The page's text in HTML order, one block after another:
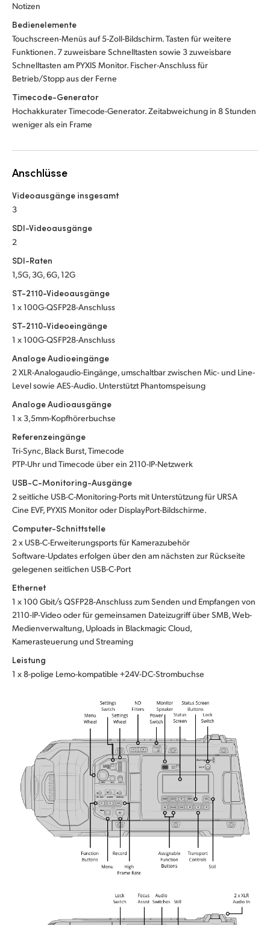
Notizen
Bedienelemente
Touchscreen-Menüs auf 5-Zoll-Bildschirm. Tasten für weitere
Funktionen. 7 zuweisbare Schnelltasten sowie 3 zuweisbare
Schnelltasten am PYXIS Monitor. Fischer-Anschluss für
Betrieb/Stopp aus der Ferne
Timecode-Generator
Hochakkurater Timecode-Generator. Zeitabweichung in 8 Stunden
weniger als ein Frame
Anschlüsse
Videoausgänge insgesamt
3
SDI-Videoausgänge
2
SDI-Raten
1,5G, 3G, 6G, 12G
ST-2110-Videoausgänge
1 x 100G-QSFP28-Anschluss
ST-2110-Videoeingänge
1 x 100G-QSFP28-Anschluss
Analoge Audioeingänge
2 XLR-Analogaudio-Eingänge, umschaltbar zwischen Mic- und Line-
Level sowie AES-Audio. Unterstützt Phantomspeisung
Analoge Audioausgänge
1 x 3,5mm-Kopfhörerbuchse
Referenzeingänge
Tri-Sync, Black Burst, Timecode
PTP-Uhr und Timecode über ein 2110-IP-Netzwerk
USB-C-Monitoring-Ausgänge
2 seitliche USB-C-Monitoring-Ports mit Unterstützung für URSA
Cine EVF, PYXIS Monitor oder DisplayPort-Bildschirme.
Computer-Schnittstelle
2 x USB-C-Erweiterungsports für Kamerazubehör
Software-Updates erfolgen über den am nächsten zur Rückseite
gelegenen seitlichen USB-C-Port
Ethernet
1 x 100 Gbit/s QSFP28-Anschluss zum Senden und Empfangen von
2110-IP-Video oder für gemeinsamen Dateizugriff über SMB, Web-
Medienverwaltung, Uploads in Blackmagic Cloud,
Kamerasteuerung und Streaming
Leistung
1 x 8-polige Lemo-kompatible +24V-DC-Strombuchse